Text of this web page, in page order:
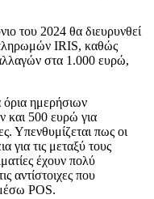
του 2024 θα διευρυνθεί
IRIS, καθώς
στα 1.000 ευρώ,
όρια ημερήσιων
και 500 ευρώ για
Υπενθυμίζεται πως οι
για τις μεταξύ τους
έχουν πολύ
αντίστοιχες που
POS.